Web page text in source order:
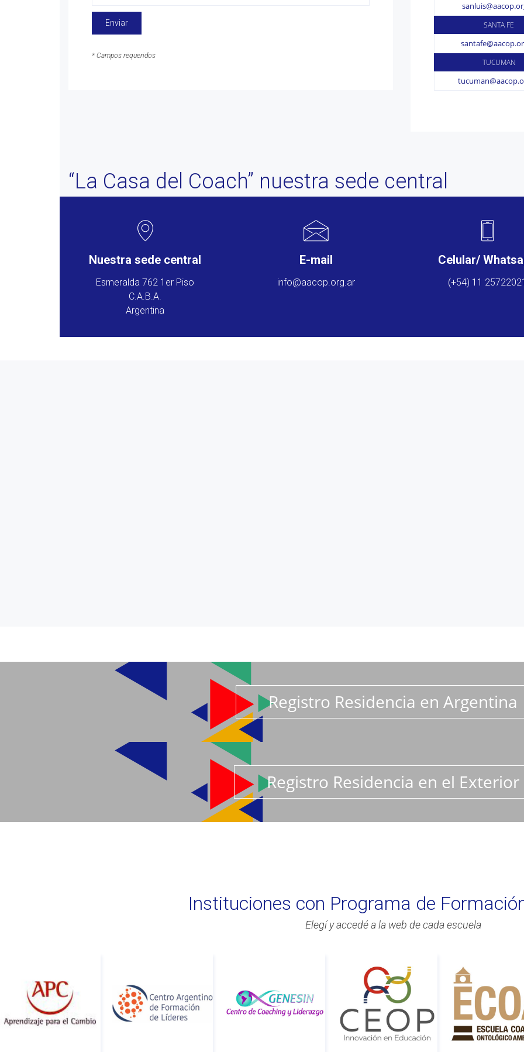
Enviar
* Campos requeridos
SANTA FE
TUCUMAN
“La Casa del Coach” nuestra sede central
Nuestra sede central
Esmeralda 762 1er Piso
C.A.B.A.
Argentina
E-mail
info@aacop.org.ar
Celular/
(+54) 11 25722021
Registro Residencia en Argentina
Registro Residencia en el Exterior
Instituciones con Programa de
Elegí y accedé a la web de cada escuela